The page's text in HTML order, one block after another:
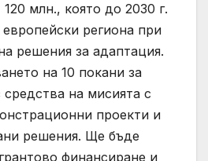
млн., която до 2030 г.
региона при
решения за адаптация.
на 10 покани за
на мисията с
проекти и
решения. Ще бъде
финансиране и